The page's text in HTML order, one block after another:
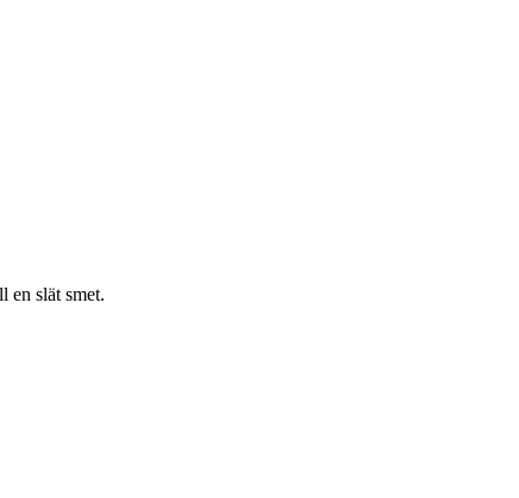
en slät smet.